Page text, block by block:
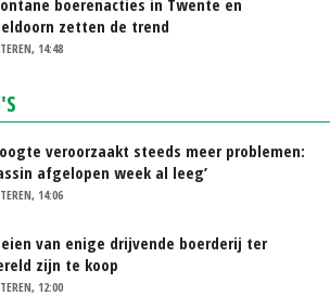
zetten de trend
14:48
veroorzaakt steeds meer problemen:
afgelopen week al leeg’
14:06
van enige drijvende boerderij ter
zijn te koop
12:00